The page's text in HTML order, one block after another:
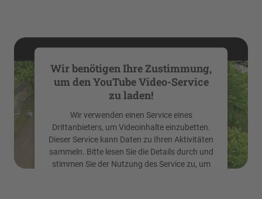
Wir benötigen Ihre Zustimmung,
um den YouTube Video-Service
zu laden!
Wir verwenden einen Service eines
Drittanbieters, um Videoinhalte einzubetten.
Dieser Service kann Daten zu Ihren Aktivitäten
sammeln. Bitte lesen Sie die Details durch und
stimmen Sie der Nutzung des Service zu, um